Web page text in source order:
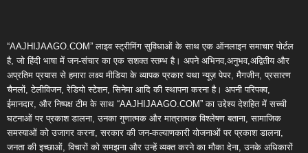
“AAJHIJAAGO.COM” लाइव स्ट्रीमिंग सुविधाओं के साथ एक ऑनलाइन समाचार पोर्टल
है, जो हिंदी भाषा में जन-संचार का एक सशक्त स्तम्भ है। अपने अभिनव,अनुभव,अद्वितीय और
अप्रतिम प्रयास से हमारा लक्ष्य मीडिया के व्यापक प्रकार यथा न्यूज़ पेपर, मैगजीन, प्रसारण
चैनलों, टेलीविजन, रेडियो स्टेशन, सिनेमा आदि की स्थापना करना है। अपनी परिपक्व,
ईमानदार, और निष्पक्ष टीम के साथ “AAJHIJAAGO.COM” का उद्देश्य देशहित में सच्ची
घटनाओं पर प्रकाश डालना, उनका गुणात्मक और मात्रात्मक विश्लेषण बताना, सामाजिक
समस्याओं को उजागर करना, सरकार की जन-कल्याणकारी योजनाओं पर प्रकाश डालना,
जनता की इच्छाओं, विचारों को समझना और उन्हें व्यक्त करने का मौका देना, उनके अधिकारों